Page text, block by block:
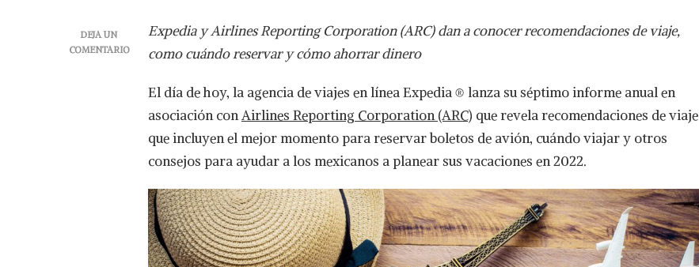
DEJA UN
COMENTARIO
Expedia y Airlines Reporting Corporation (ARC) dan a conocer recomendaciones de viaje,
como cuándo reservar y cómo ahorrar dinero
El día de hoy, la agencia de viajes en línea Expedia ® lanza su séptimo informe anual en
asociación conAirlines Reporting Corporation (ARC) que revela recomendaciones de viaje
que incluyen el mejor momento para reservar boletos de avión, cuándo viajar y otros
consejos para ayudar a los mexicanos a planear sus vacaciones en 2022.